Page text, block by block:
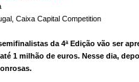
Caixa Capital Competition
da 4ª Edição vão ser
1 milhão de euros. Nesse dia,